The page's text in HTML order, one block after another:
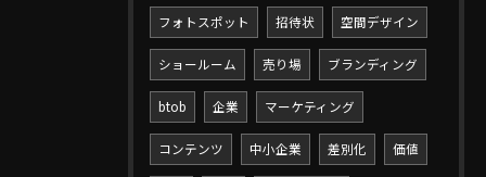
フォトスポット 招待状 空間デザイン
ショールーム 売り場 ブランディング
btob 企業 マーケティング
コンテンツ 中小企業 差別化 価値